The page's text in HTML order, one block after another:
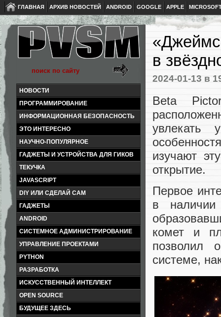
ГЛАВНАЯ АРХИВ НОВОСТЕЙ ANDROID GOOGLE APPLE
НОВОСТИ
ПРОГРАММИРОВАНИЕ
ИНФОРМАЦИОННАЯ БЕЗОПАСНОСТЬ
ЭТО ИНТЕРЕСНО
НАУЧНО-ПОПУЛЯРНОЕ
ГАДЖЕТЫ И УСТРОЙСТВА ДЛЯ ГИКОВ
ТЕКУЧКА
JAVASCRIPT
DIY ИЛИ СДЕЛАЙ САМ
ГАДЖЕТЫ
ANDROID
СИСТЕМНОЕ АДМИНИСТРИРОВАНИЕ
УПРАВЛЕНИЕ ПРОЕКТАМИ
PYTHON
РАЗРАБОТКА
ИСКУССТВЕННЫЙ ИНТЕЛЛЕКТ
OPEN SOURCE
БУДУЩЕЕ ЗДЕСЬ
в
2024-01-13 в
Beta
увлекать
изучают
открытие.
Первое
в
комет и
позволил
системе,